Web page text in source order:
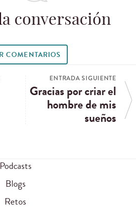
conversación
COMENTARIOS
ENTRADA SIGUIENTE
Gracias por criar el
hombre de mis
sueños
Podcasts
Blogs
Retos